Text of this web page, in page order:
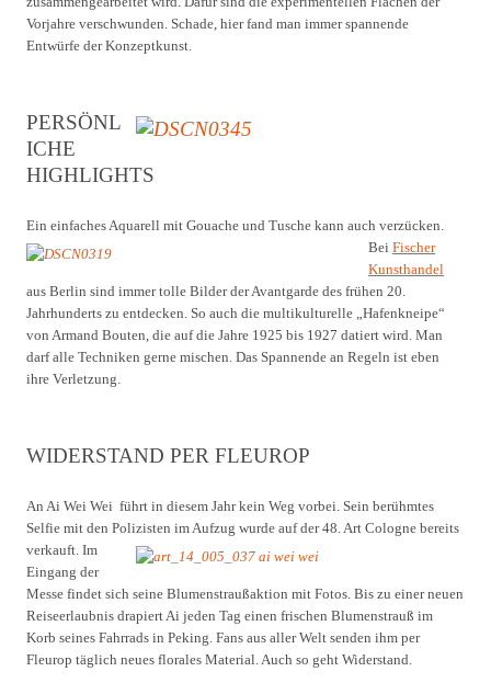
Vorjahre verschwunden. Schade, hier fand man immer spannende
Entwürfe der Konzeptkunst.
PERSÖNL
ICHE
HIGHLIGHTS
Ein einfaches Aquarell mit Gouache und Tusche kann auch verzücken.
Bei Fischer
Kunsthandel
aus Berlin sind immer tolle Bilder der Avantgarde des frühen 20.
Jahrhunderts zu entdecken. So auch die multikulturelle „Hafenkneipe“
von Armand Bouten, die auf die Jahre 1925 bis 1927 datiert wird. Man
darf alle Techniken gerne mischen. Das Spannende an Regeln ist eben
ihre Verletzung.
WIDERSTAND PER FLEUROP
An Ai Wei Wei führt in diesem Jahr kein Weg vorbei. Sein berühmtes
Selfie mit den Polizisten im Aufzug wurde auf der 48. Art Cologne bereits
verkauft. Im
Eingang der
Messe findet sich seine Blumenstraußaktion mit Fotos. Bis zu einer neuen
Reiseerlaubnis drapiert Ai jeden Tag einen frischen Blumenstrauß im
Korb seines Fahrrads in Peking. Fans aus aller Welt senden ihm per
Fleurop täglich neues florales Material. Auch so geht Widerstand.